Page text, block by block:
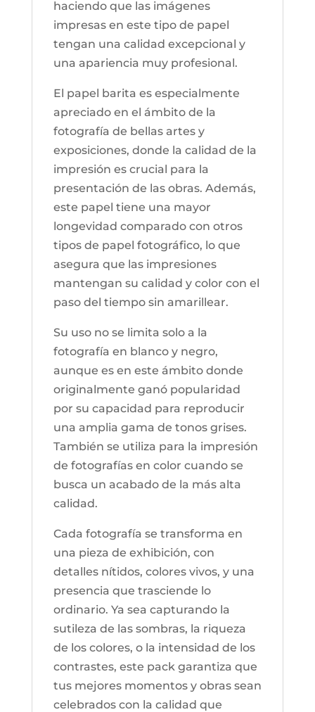
haciendo que las imágenes
impresas en este tipo de papel
tengan una calidad excepcional y
una apariencia muy profesional.
El papel barita es especialmente
apreciado en el ámbito de la
fotografía de bellas artes y
exposiciones, donde la calidad de la
impresión es crucial para la
presentación de las obras. Además,
este papel tiene una mayor
longevidad comparado con otros
tipos de papel fotográfico, lo que
asegura que las impresiones
mantengan su calidad y color con el
paso del tiempo sin amarillear.
Su uso no se limita solo a la
fotografía en blanco y negro,
aunque es en este ámbito donde
originalmente ganó popularidad
por su capacidad para reproducir
una amplia gama de tonos grises.
También se utiliza para la impresión
de fotografías en color cuando se
busca un acabado de la más alta
calidad.
Cada fotografía se transforma en
una pieza de exhibición, con
detalles nítidos, colores vivos, y una
presencia que trasciende lo
ordinario. Ya sea capturando la
sutileza de las sombras, la riqueza
de los colores, o la intensidad de los
contrastes, este pack garantiza que
tus mejores momentos y obras sean
celebrados con la calidad que